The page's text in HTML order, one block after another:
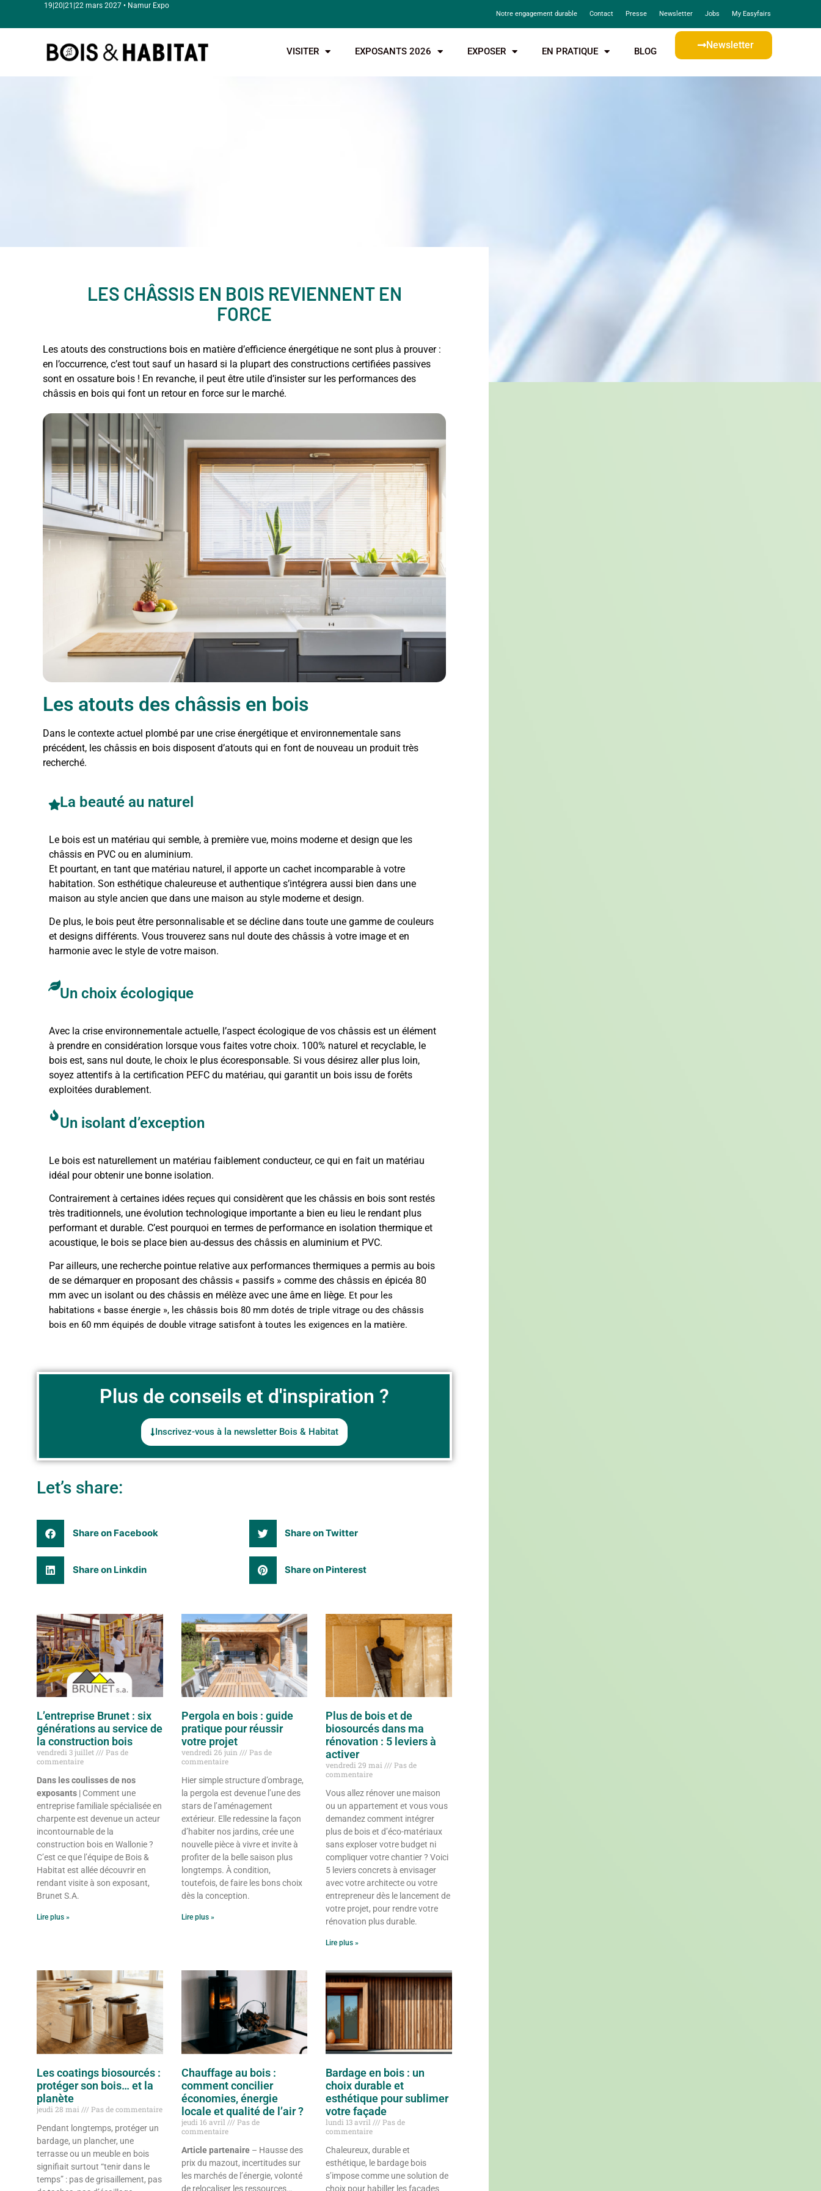
19|20|21|22 mars 2027 • Namur Expo
Notre engagement durable Contact Presse Newsletter Jobs My Easyfairs
VISITER EXPOSANTS 2026 EXPOSER EN PRATIQUE BLOG
Newsletter
LES CHÂSSIS EN BOIS REVIENNENT EN
FORCE
Les atouts des constructions bois en matière d’efficience énergétique ne sont plus à prouver :
en l’occurrence, c’est tout sauf un hasard si la plupart des constructions certifiées passives
sont en ossature bois ! En revanche, il peut être utile d’insister sur les performances des
châssis en bois qui font un retour en force sur le marché.
Les atouts des châssis en bois
Dans le contexte actuel plombé par une crise énergétique et environnementale sans
précédent, les châssis en bois disposent d’atouts qui en font de nouveau un produit très
recherché.
La beauté au naturel
Le bois est un matériau qui semble, à première vue, moins moderne et design que les
châssis en PVC ou en aluminium.
Et pourtant, en tant que matériau naturel, il apporte un cachet incomparable à votre
habitation. Son esthétique chaleureuse et authentique s’intégrera aussi bien dans une
maison au style ancien que dans une maison au style moderne et design.
De plus, le bois peut être personnalisable et se décline dans toute une gamme de couleurs
et designs différents. Vous trouverez sans nul doute des châssis à votre image et en
harmonie avec le style de votre maison.
Un choix écologique
Avec la crise environnementale actuelle, l’aspect écologique de vos châssis est un élément
à prendre en considération lorsque vous faites votre choix. 100% naturel et recyclable, le
bois est, sans nul doute, le choix le plus écoresponsable. Si vous désirez aller plus loin,
soyez attentifs à la certification PEFC du matériau, qui garantit un bois issu de forêts
exploitées durablement.
Un isolant d’exception
Le bois est naturellement un matériau faiblement conducteur, ce qui en fait un matériau
idéal pour obtenir une bonne isolation.
Contrairement à certaines idées reçues qui considèrent que les châssis en bois sont restés
très traditionnels, une évolution technologique importante a bien eu lieu le rendant plus
performant et durable. C’est pourquoi en termes de performance en isolation thermique et
acoustique, le bois se place bien au-dessus des châssis en aluminium et PVC.
Par ailleurs, une recherche pointue relative aux performances thermiques a permis au bois
de se démarquer en proposant des châssis « passifs » comme des châssis en épicéa 80
mm avec un isolant ou des châssis en mélèze avec une âme en liège. Et pour les
habitations « basse énergie », les châssis bois 80 mm dotés de triple vitrage ou des châssis
bois en 60 mm équipés de double vitrage satisfont à toutes les exigences en la matière.
Plus de conseils et d'inspiration ?
Inscrivez-vous à la newsletter Bois & Habitat
Let’s share:
Share on Facebook Share on Twitter
Share on Linkdin Share on Pinterest
L’entreprise Brunet : six
générations au service de
la construction bois
vendredi 3 juillet
Pas de
commentaire
Dans les coulisses de nos
exposants | Comment une
entreprise familiale spécialisée en
charpente est devenue un acteur
incontournable de la
construction bois en Wallonie ?
C’est ce que l’équipe de Bois &
Habitat est allée découvrir en
rendant visite à son exposant,
Brunet S.A.
Lire plus »
Pergola en bois : guide
pratique pour réussir
votre projet
vendredi 26 juin
Pas de
commentaire
Hier simple structure d’ombrage,
la pergola est devenue l’une des
stars de l’aménagement
extérieur. Elle redessine la façon
d’habiter nos jardins, crée une
nouvelle pièce à vivre et invite à
profiter de la belle saison plus
longtemps. À condition,
toutefois, de faire les bons choix
dès la conception.
Lire plus »
Plus de bois et de
biosourcés dans ma
rénovation : 5 leviers à
activer
vendredi 29 mai
Pas de
commentaire
Vous allez rénover une maison
ou un appartement et vous vous
demandez comment intégrer
plus de bois et d’éco-matériaux
sans exploser votre budget ni
compliquer votre chantier ? Voici
5 leviers concrets à envisager
avec votre architecte ou votre
entrepreneur dès le lancement de
votre projet, pour rendre votre
rénovation plus durable.
Lire plus »
Les coatings biosourcés :
protéger son bois… et la
planète
jeudi 28 mai
Pas de commentaire
Pendant longtemps, protéger un
bardage, un plancher, une
terrasse ou un meuble en bois
signifiait surtout “tenir dans le
temps” : pas de grisaillement, pas
Chauffage au bois :
comment concilier
économies, énergie
locale et qualité de l’air ?
jeudi 16 avril
Pas de
commentaire
Article partenaire– Hausse des
prix du mazout, incertitudes sur
les marchés de l’énergie, volonté
de relocaliser les ressources…
Bardage en bois : un
choix durable et
esthétique pour sublimer
votre façade
lundi 13 avril
Pas de
commentaire
Chaleureux, durable et
esthétique, le bardage bois
s’impose comme une solution de
choix pour habiller les façades